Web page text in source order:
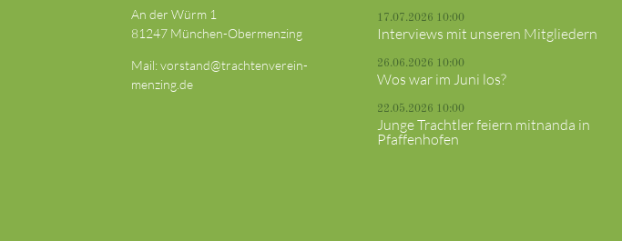
An der Würm 1
81247 München-Obermenzing
Mail:vorstand@trachtenverein-
menzing.de
17.07.2026 10:00
Interviews mit unseren Mitgliedern
26.06.2026 10:00
Wos war im Juni los?
22.05.2026 10:00
Junge Trachtler feiern mitnanda in
Pfaffenhofen